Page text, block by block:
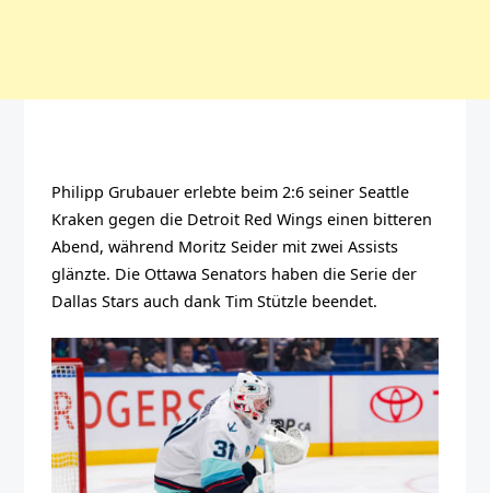
Philipp Grubauer erlebte beim 2:6 seiner Seattle
Kraken gegen die Detroit Red Wings einen bitteren
Abend, während Moritz Seider mit zwei Assists
glänzte. Die Ottawa Senators haben die Serie der
Dallas Stars auch dank Tim Stützle beendet.